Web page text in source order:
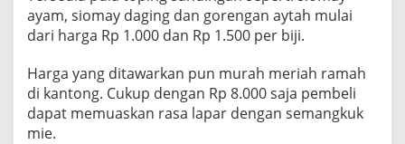
ayam, siomay daging dan gorengan aytah mulai
dari harga Rp 1.000 dan Rp 1.500 per biji.
Harga yang ditawarkan pun murah meriah ramah
di kantong. Cukup dengan Rp 8.000 saja pembeli
dapat memuaskan rasa lapar dengan semangkuk
mie.